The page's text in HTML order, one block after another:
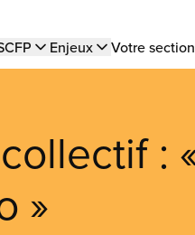
Enjeux Votre
:
»